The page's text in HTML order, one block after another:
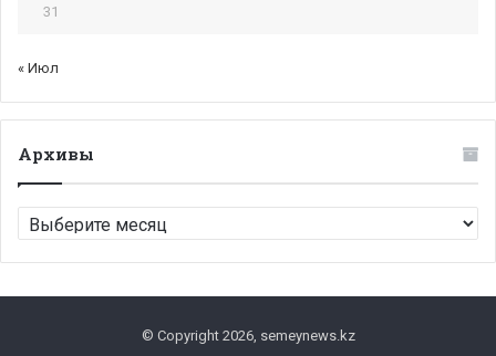
31
« Июл
Архивы
Архивы
© Copyright 2026, semeynews.kz